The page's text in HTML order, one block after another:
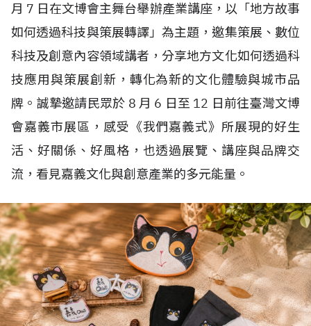
月 7 日在文博會主舞台舉辦產業講座，以「地方故事
如何透過科技與策展轉譯」為主題，邀集策展、數位
科技及創意內容領域講者，分享地方文化如何透過科
技應用與策展創新，轉化為新的文化體驗與城市品
牌。誠摯邀請民眾於 8 月 6 日至 12 日前往臺灣文博
會嘉義市展區，感受《我們嘉義式》所展現的好生
活、好關係、好風格，也透過展覽、講座與品牌交
流，看見嘉義文化與創意產業的多元能量。